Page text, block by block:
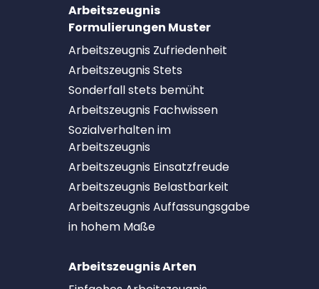
Arbeitszeugnis
Formulierungen Muster
Arbeitszeugnis Zufriedenheit
Arbeitszeugnis Stets
Sonderfall stets bemüht
Arbeitszeugnis Fachwissen
Sozialverhalten im
Arbeitszeugnis
Arbeitszeugnis Einsatzfreude
Arbeitszeugnis Belastbarkeit
Arbeitszeugnis Auffassungsgabe
in hohem Maße
Arbeitszeugnis Arten